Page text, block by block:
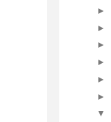
►
►
►
►
►
►
▼